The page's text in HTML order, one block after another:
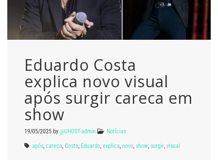
Eduardo Costa
explica novo visual
após surgir careca em
show
19/05/2025 by @UHOST-admin Notícias
após careca Costa Eduardo explica novo show surgir visual